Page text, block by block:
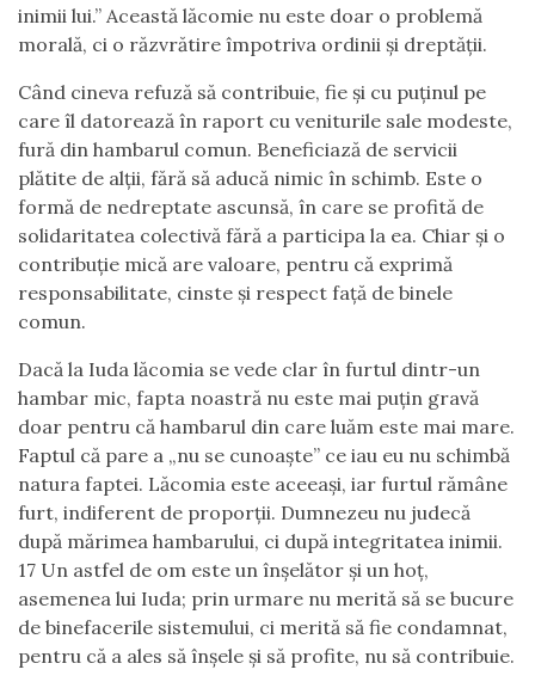
inimii lui.” Această lăcomie nu este doar o problemă
morală, ci o răzvrătire împotriva ordinii și dreptății.
Când cineva refuză să contribuie, fie și cu puținul pe
care îl datorează în raport cu veniturile sale modeste,
fură din hambarul comun. Beneficiază de servicii
plătite de alții, fără să aducă nimic în schimb. Este o
formă de nedreptate ascunsă, în care se profită de
solidaritatea colectivă fără a participa la ea. Chiar și o
contribuție mică are valoare, pentru că exprimă
responsabilitate, cinste și respect față de binele
comun.
Dacă la Iuda lăcomia se vede clar în furtul dintr-un
hambar mic, fapta noastră nu este mai puțin gravă
doar pentru că hambarul din care luăm este mai mare.
Faptul că pare a „nu se cunoaște” ce iau eu nu schimbă
natura faptei. Lăcomia este aceeași, iar furtul rămâne
furt, indiferent de proporții. Dumnezeu nu judecă
după mărimea hambarului, ci după integritatea inimii.
17 Un astfel de om este un înșelător și un hoț,
asemenea lui Iuda; prin urmare nu merită să se bucure
de binefacerile sistemului, ci merită să fie condamnat,
pentru că a ales să înșele și să profite, nu să contribuie.